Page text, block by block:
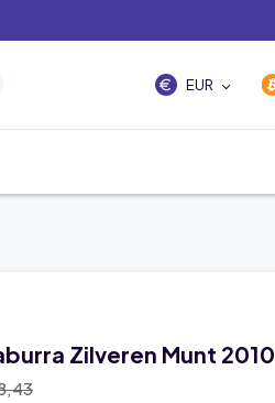
EUR
Zilveren Munt 2010